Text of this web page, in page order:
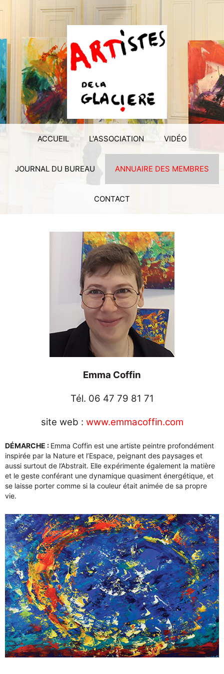
ACCUEIL L'ASSOCIATION VIDÉO
JOURNAL DU BUREAU ANNUAIRE DES MEMBRES
CONTACT
Emma Coffin
Tél. 06 47 79 81 71
site web : www.emmacoffin.com
DÉMARCHE : Emma Coffin est une artiste peintre profondément
inspirée par la Nature et l’Espace, peignant des paysages et
aussi surtout de l’Abstrait. Elle expérimente également la matière
et le geste conférant une dynamique quasiment énergétique, et
se laisse porter comme si la couleur était animée de sa propre
vie.